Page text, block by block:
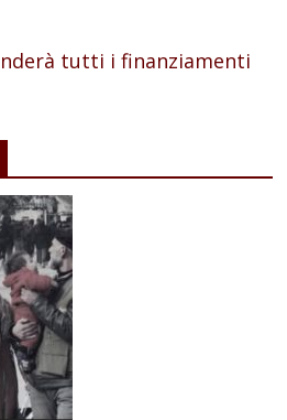
tutti i finanziamenti